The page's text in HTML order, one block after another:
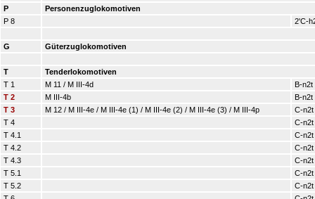
P
Personenzuglokomotiven
P 8
2'C-
G Güterzuglokomotiven
T
Tenderlokomotiven
T 1
M 11 / M III-4d B-n2t
T 2
M III-4b B-n2t
T 3
M 12 / M III-4e / M III-4e (1) / M III-4e (2) / M III-4e (3) / M III-4p C-n2t
T 4
C-n2t
T 4.1
C-n2t
T 4.2
C-n2t
T 4.3
C-n2t
T 5.1
C-n2t
T 5.2
C-n2t